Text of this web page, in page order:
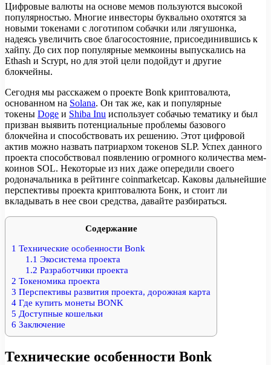
Цифровые валюты на основе мемов пользуются высокой
популярностью. Многие инвесторы буквально охотятся за
новыми токенами с логотипом собачки или лягушонка,
надеясь увеличить свое благосостояние, присоединившись к
хайпу. До сих пор популярные мемкоины выпускались на
Ethash и Scrypt, но для этой цели подойдут и другие
блокчейны.
Сегодня мы расскажем о проекте Bonk криптовалюта,
основанном на Solana. Он так же, как и популярные
токены Doge и Shiba Inu использует собачью тематику и был
призван выявить потенциальные проблемы базового
блокчейна и способствовать их решению. Этот цифровой
актив можно назвать патриархом токенов SLP. Успех данного
проекта способствовал появлению огромного количества мем-
коинов SOL. Некоторые из них даже опередили своего
родоначальника в рейтинге coinmarketcap. Каковы дальнейшие
перспективы проекта криптовалюта Бонк, и стоит ли
вкладывать в нее свои средства, давайте разбираться.
Содержание
1 Технические особенности Bonk
1.1 Экосистема проекта
1.2 Разработчики проекта
2 Токеномика проекта
3 Перспективы развития проекта, дорожная карта
4 Где купить монеты BONK
5 Доступные кошельки
6 Заключение
Технические особенности Bonk